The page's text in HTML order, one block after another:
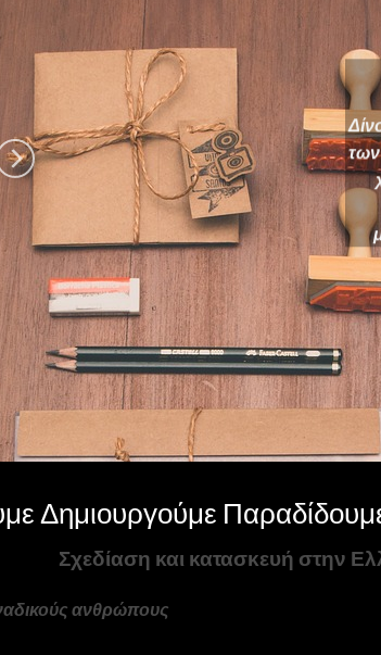
των
Δημιουργούμε
Σχεδίαση και κατασκευή στην
ανθρώπους